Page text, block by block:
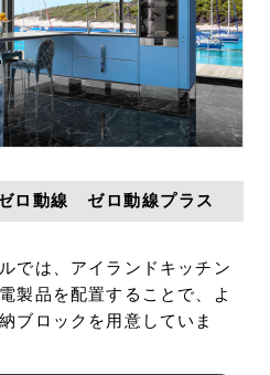
ロ動線 ゼロ動線プラス
では、アイランドキッチン
製品を配置することで、よ
ブロックを用意していま